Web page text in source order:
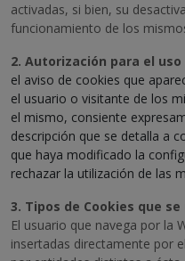
activadas, si bien, su
funcionamiento de los
2. Autorización para el
el aviso de cookies que
el usuario o visitante de los
el mismo, consiente
descripción que se detalla a
que haya modificado la
rechazar la utilización de las
3. Tipos de Cookies que
El usuario que navega por la
insertadas directamente por